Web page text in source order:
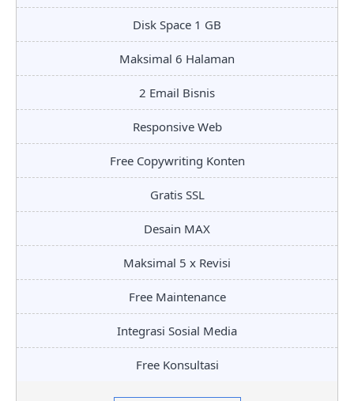
Disk Space 1 GB
Maksimal 6 Halaman
2 Email Bisnis
Responsive Web
Free Copywriting Konten
Gratis SSL
Desain MAX
Maksimal 5 x Revisi
Free Maintenance
Integrasi Sosial Media
Free Konsultasi